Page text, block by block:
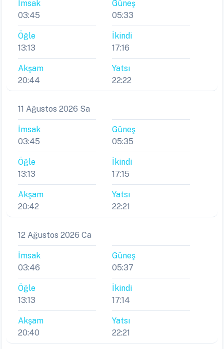
İmsak
03:45
Güneş
05:33
Öğle
13:13
İkindi
17:16
Akşam
20:44
Yatsı
22:22
11 Ağustos 2026 Sa
İmsak
03:45
Güneş
05:35
Öğle
13:13
İkindi
17:15
Akşam
20:42
Yatsı
22:21
12 Ağustos 2026 Ca
İmsak
03:46
Güneş
05:37
Öğle
13:13
İkindi
17:14
Akşam
20:40
Yatsı
22:21